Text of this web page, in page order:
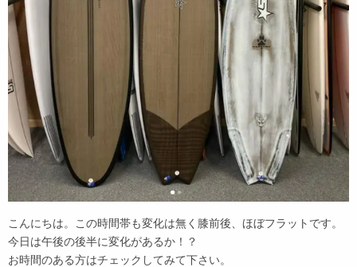
こんにちは。この時間帯も変化は無く膝前後、ほぼフラットです。
今日は午後の後半に変化があるか！？
お時間のある方はチェックしてみて下さい。